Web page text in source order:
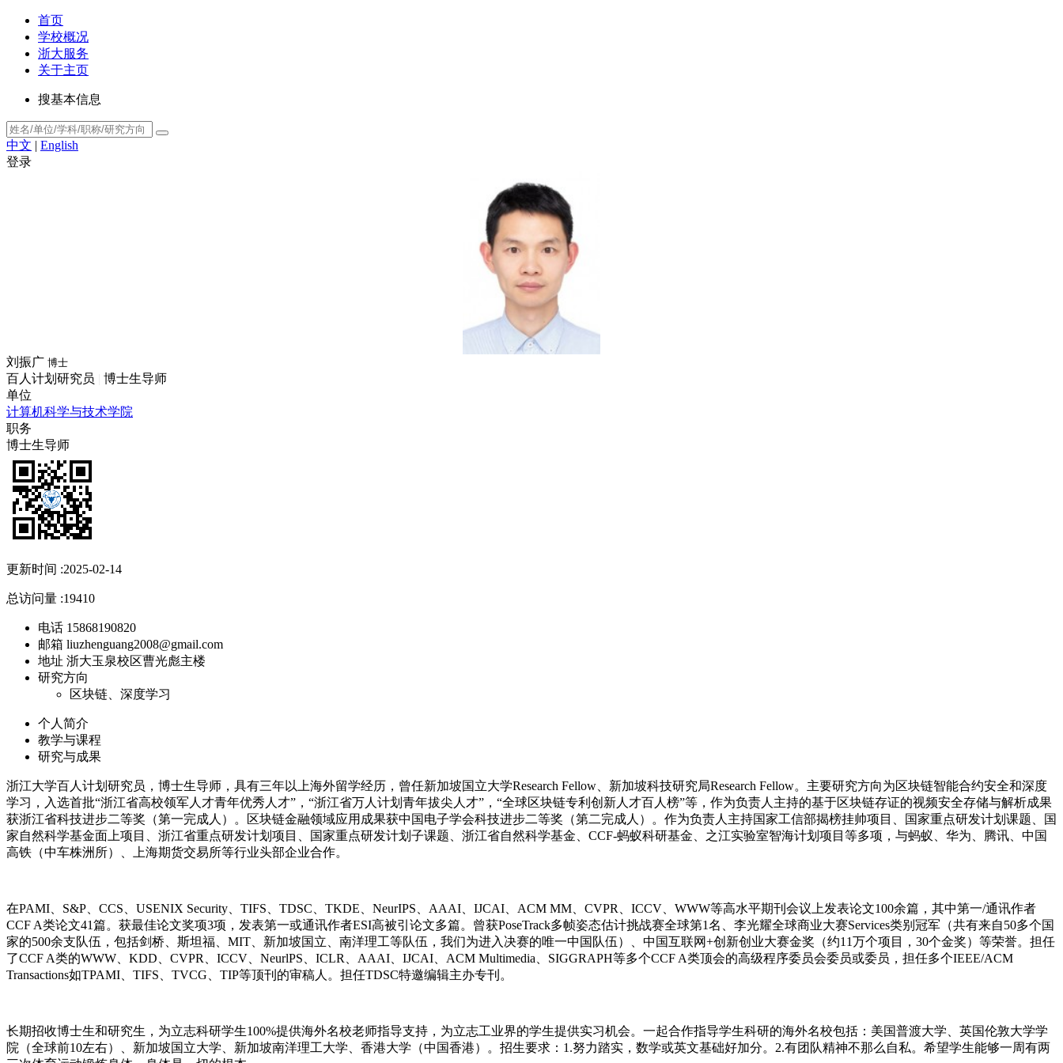
首页
学校概况
浙大服务
关于主页
搜基本信息
中文 | English
登录
刘振广 博士
百人计划研究员
博士生导师
单位
计算机科学与技术学院
职务
博士生导师
更新时间 :2025-02-14
总访问量 :19410
电话 15868190820
邮箱 liuzhenguang2008@gmail.com
地址 浙大玉泉校区曹光彪主楼
研究方向
区块链、深度学习
个人简介
教学与课程
研究与成果
浙江大学百人计划研究员，博士生导师，具有三年以上海外留学经历，曾任新加坡国立大学Research Fellow 、新加坡科技研究局Research Fellow。主要研究方向为区块链智能合约安全和深度
学习，入选首批“浙江省高校领军人才青年优秀人才”，“浙江省万人计划青年拔尖人才”，“全球区块链专利创新人才百人榜”等，作为负责人主持的基于区块链存证的视频安全存储与解析成果
获浙江省科技进步二等奖（第一完成人）。区块链金融领域应用成果获中国电子学会科技进步二等奖 （第二完成人）
。作为负责人主持国家工信部揭榜挂帅项目、国家重点研发计划课题、国
家自然科学基金面上项目、浙江省重点研发计划项目、
国家重点研发计划子课题、浙江省自然科学基金、 CCF-蚂蚁科研基金、 之江实验室智海计划项目 等多项，与蚂蚁、华为、腾讯、中国
高铁（中车株洲所）、上海期货交易所等行业头部企业合作。
在PAMI、S&P、CCS、USENIX Security、TIFS、TDSC、TKDE、NeurIPS、AAAI、IJCAI、ACM MM、CVPR、ICCV、WWW等高水平期刊会议上发表论文100余篇，其中第一/通讯作者
CCF A类论文41篇。获最佳论文奖项3项，发表第一或通讯作者ESI高被引论文多篇。曾获PoseTrack多帧姿态估计挑战赛全球第1名、李光耀全球商业大赛Services类别冠军（共有来自50多个国
家的500余支队伍，包括剑桥、斯坦福、MIT、新加坡国立、南洋理工等队伍，我们为进入决赛的唯一中国队伍）、中国互联网+创新创业大赛金奖（约11万个项目，30个金奖）等荣誉。担任
了CCF A类的WWW、KDD、CVPR、ICCV、NeurlPS、ICLR、AAAI、IJCAI、ACM Multimedia、SIGGRAPH等多个CCF A类顶会的高级程序委员会委员或委员，担任多个IEEE/ACM
Transactions如TPAMI、TIFS、TVCG、TIP等顶刊的审稿人。担任TDSC特邀编辑主办专刊。
长期招收博士生和研究生，为立志科研学生100%提供海外名校老师指导支持，为立志工业界的学生提供实习机会。一起合作指导学生科研的海外名校包括：美国普渡大学、英国伦敦大学学
院（全球前10左右）、新加坡国立大学、新加坡南洋理工大学、香港大学（中国香港）。 招生要求：1.努力踏实，数学或英文基础好加分。2.有团队精神不那么自私。希望学生能够一周有两